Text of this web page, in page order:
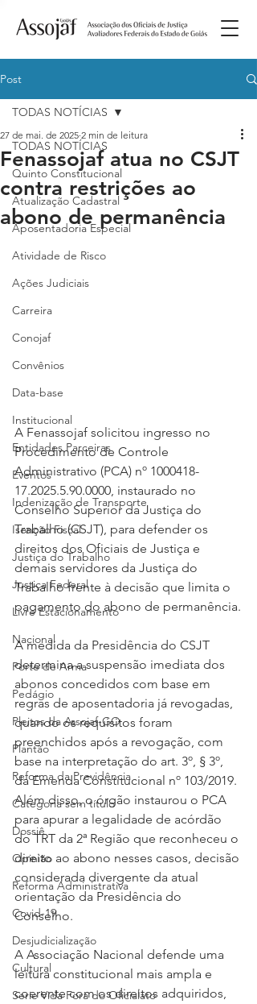
Post
TODAS NOTÍCIAS
Quinto Constitucional
Atualização Cadastral
Aposentadoria Especial
Atividade de Risco
Ações Judiciais
Carreira
Conojaf
Convênios
Data-base
Institucional
Entidades Parceiras
Eventos
Indenização de Transporte
Isenção Fiscal
Justiça do Trabalho
Justiça Federal
Livre Estacionamento
Nacional
Porte de Arma
Pedágio
Pleitos da Assojaf-GO
Plantão
Reforma da Previdência
Categoria sem título
Dossiê
Opinião
Reforma Administrativa
Covid-19
Desjudicialização
Cultural
Serie Vida Fora do Oficialato
TODAS NOTÍCIAS
Fenassojaf atua no CSJT
contra restrições ao
abono de permanência
27 de mai. de 2025 2 min de leitura
A Fenassojaf solicitou ingresso no
Procedimento de Controle
Administrativo (PCA) nº 1000418-
17.2025.5.90.0000, instaurado no
Conselho Superior da Justiça do
Trabalho (CSJT), para defender os
direitos dos Oficiais de Justiça e
demais servidores da Justiça do
Trabalho frente à decisão que limita o
pagamento do abono de permanência.
A medida da Presidência do CSJT
determina a suspensão imediata dos
abonos concedidos com base em
regras de aposentadoria já revogadas,
quando os requisitos foram
preenchidos após a revogação, com
base na interpretação do art. 3º, § 3º,
da Emenda Constitucional nº 103/2019.
Além disso, o órgão instaurou o PCA
para apurar a legalidade de acórdão
do TRT da 2ª Região que reconheceu o
direito ao abono nesses casos, decisão
considerada divergente da atual
orientação da Presidência do
Conselho.
A Associação Nacional defende uma
leitura constitucional mais ampla e
coerente com os direitos adquiridos,